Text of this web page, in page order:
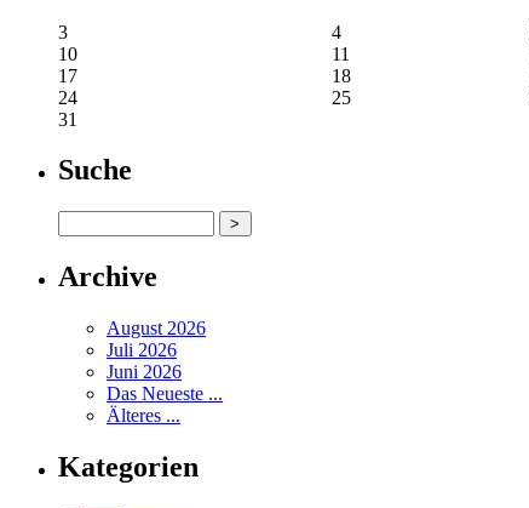
3
4
10
11
17
18
24
25
31
Suche
Archive
August 2026
Juli 2026
Juni 2026
Das Neueste ...
Älteres ...
Kategorien